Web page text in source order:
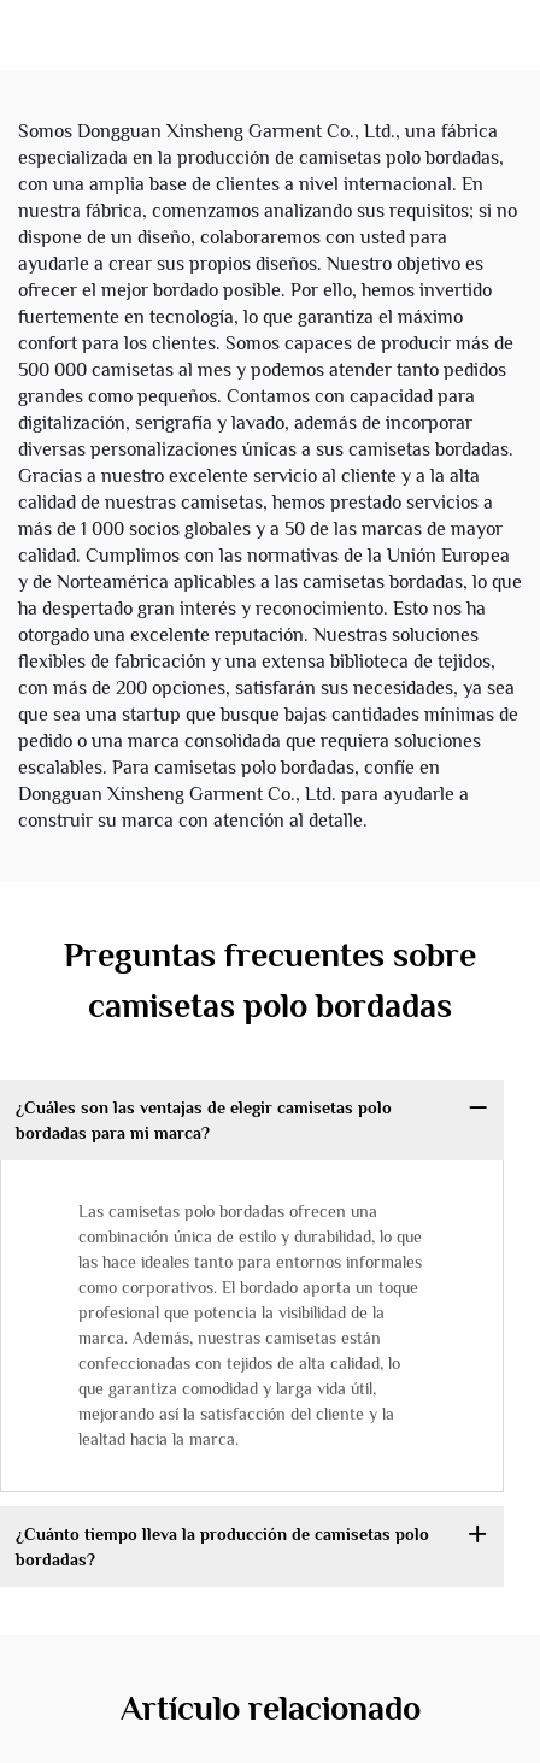
para Hombres
Somos Dongguan Xinsheng Garment Co., Ltd., una fábrica
especializada en la producción de camisetas polo bordadas,
con una amplia base de clientes a nivel internacional. En
nuestra fábrica, comenzamos analizando sus requisitos; si no
dispone de un diseño, colaboraremos con usted para
ayudarle a crear sus propios diseños. Nuestro objetivo es
ofrecer el mejor bordado posible. Por ello, hemos invertido
fuertemente en tecnología, lo que garantiza el máximo
confort para los clientes. Somos capaces de producir más de
500 000 camisetas al mes y podemos atender tanto pedidos
grandes como pequeños. Contamos con capacidad para
digitalización, serigrafía y lavado, además de incorporar
diversas personalizaciones únicas a sus camisetas bordadas.
Gracias a nuestro excelente servicio al cliente y a la alta
calidad de nuestras camisetas, hemos prestado servicios a
más de 1 000 socios globales y a 50 de las marcas de mayor
calidad. Cumplimos con las normativas de la Unión Europea
y de Norteamérica aplicables a las camisetas bordadas, lo que
ha despertado gran interés y reconocimiento. Esto nos ha
otorgado una excelente reputación. Nuestras soluciones
flexibles de fabricación y una extensa biblioteca de tejidos,
con más de 200 opciones, satisfarán sus necesidades, ya sea
que sea una startup que busque bajas cantidades mínimas de
pedido o una marca consolidada que requiera soluciones
escalables. Para camisetas polo bordadas, confíe en
Dongguan Xinsheng Garment Co., Ltd. para ayudarle a
construir su marca con atención al detalle.
Preguntas frecuentes sobre
camisetas polo bordadas
¿Cuáles son las ventajas de elegir camisetas polo
bordadas para mi marca?
Las camisetas polo bordadas ofrecen una
combinación única de estilo y durabilidad, lo que
las hace ideales tanto para entornos informales
como corporativos. El bordado aporta un toque
profesional que potencia la visibilidad de la
marca. Además, nuestras camisetas están
confeccionadas con tejidos de alta calidad, lo
que garantiza comodidad y larga vida útil,
mejorando así la satisfacción del cliente y la
lealtad hacia la marca.
¿Cuánto tiempo lleva la producción de camisetas polo
bordadas?
Artículo relacionado